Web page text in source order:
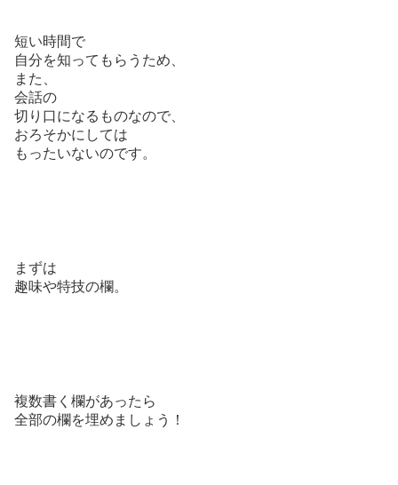
短い時間で
自分を知ってもらうため、
また、
会話の
切り口になるものなので、
おろそかにしては
もったいないのです。
まずは
趣味や特技の欄。
複数書く欄があったら
全部の欄を埋めましょう！